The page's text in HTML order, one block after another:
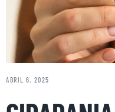
ABRIL 6, 2025